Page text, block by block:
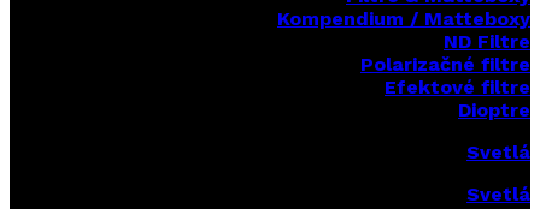
Kompendium / Matteboxy
ND Filtre
Polarizačné filtre
Efektové filtre
Dioptre
Svetlá
Svetlá